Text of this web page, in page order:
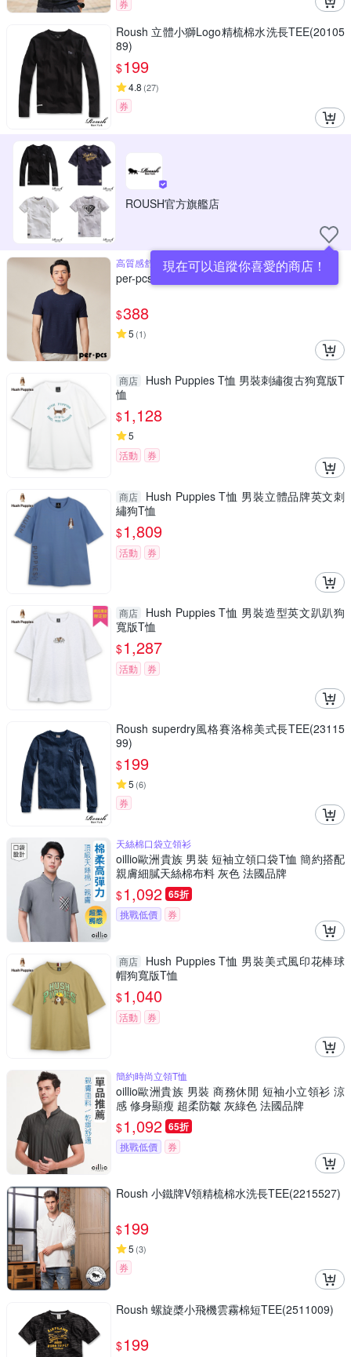
券
Roush 立體小獅Logo精梳棉水洗長TEE(20105
89)
$199
4.8 (27)
券
ROUSH官方旗艦店
現在可以追蹤你喜愛的商店！
高質感舒適穿著
per-pcs 棉料透氣素色圓領T_藍黑(PS1566)
$388
5 (1)
商店
Hush Puppies T恤 男裝刺繡復古狗寬版T
恤
$1,128
5
活動
券
商店
Hush Puppies T恤 男裝立體品牌英文刺
繡狗T恤
$1,809
活動 券
商店
Hush Puppies T恤 男裝造型英文趴趴狗
寬版T恤
$1,287
活動 券
Roush superdry風格賽洛棉美式長TEE(23115
99)
$199
5 (6)
券
天絲棉口袋立領衫
oillio歐洲貴族 男裝 短袖立領口袋T恤 簡約搭配
親膚細膩天絲棉布料 灰色 法國品牌
$1,092 65折
挑戰低價 券
商店
Hush Puppies T恤 男裝美式風印花棒球
帽狗寬版T恤
$1,040
活動 券
簡約時尚立領T恤
oillio歐洲貴族 男裝 商務休閒 短袖小立領衫 涼
感 修身顯瘦 超柔防皺 灰綠色 法國品牌
$1,092 65折
挑戰低價 券
Roush 小鐵牌V領精梳棉水洗長TEE(2215527)
$199
5 (3)
券
Roush 螺旋槳小飛機雲霧棉短TEE(2511009)
$199